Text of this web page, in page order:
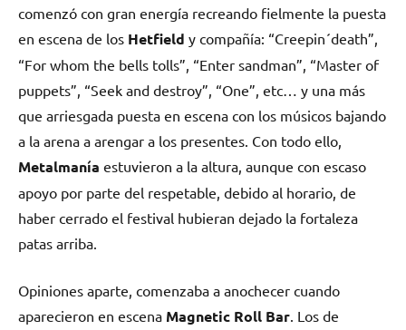
comenzó con gran energía recreando fielmente la puesta
en escena de los Hetfield y compañía: “Creepin´death”,
“For whom the bells tolls”, “Enter sandman”, “Master of
puppets”, “Seek and destroy”, “One”, etc… y una más
que arriesgada puesta en escena con los músicos bajando
a la arena a arengar a los presentes. Con todo ello,
Metalmanía estuvieron a la altura, aunque con escaso
apoyo por parte del respetable, debido al horario, de
haber cerrado el festival hubieran dejado la fortaleza
patas arriba.
Opiniones aparte, comenzaba a anochecer cuando
aparecieron en escena Magnetic Roll Bar . Los de